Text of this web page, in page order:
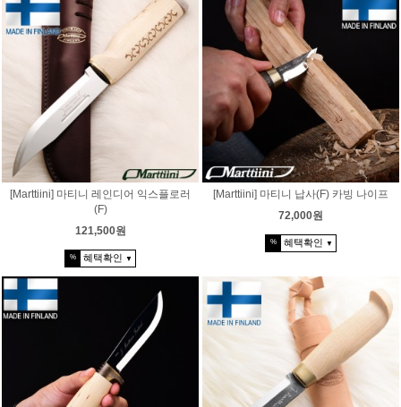
[Marttiini] 마티니 레인디어 익스플로러
(F)
121,500원
% 혜택확인 ▼
[Marttiini] 마티니 납사(F) 카빙 나이프
72,000원
% 혜택확인 ▼